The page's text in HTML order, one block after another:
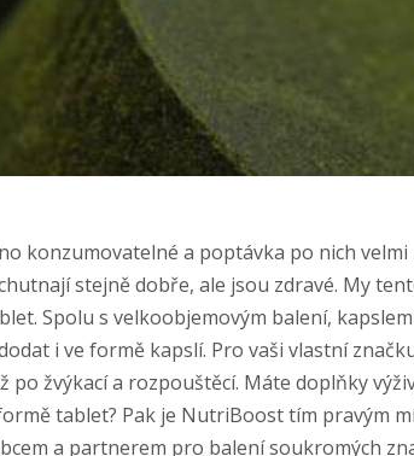
konzumovatelné a poptávka po nich
stejně dobře, ale jsou zdravé. My
Spolu s velkoobjemovým balení,
i ve formě kapslí. Pro vaši vlastní
po žvýkací a rozpouštěcí. Máte doplňky
tablet? Pak je NutriBoost tím pravým
a partnerem pro balení soukromých